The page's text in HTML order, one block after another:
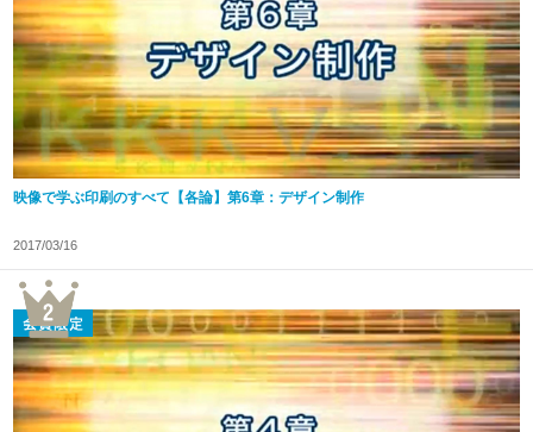
映像で学ぶ印刷のすべて【各論】第6章：デザイン制作
2017/03/16